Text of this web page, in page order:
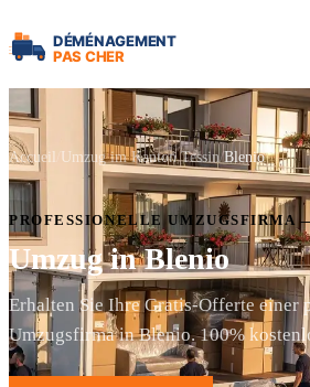
Accueil Umzug im Kanton Tessin Blenio
PROFESSIONELLE UMZUGSFIRMA
Umzug in Blenio
Erhalten Sie Ihre Gratis-Offerte einer
Umzugsfirma in Blenio. 100%